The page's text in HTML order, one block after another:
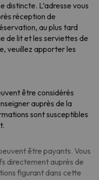
distincte. L’adresse vous
réception de
au plus tard
de lit et les serviettes de
veuillez apporter les
être considérés
auprès de la
sont susceptibles
être payants. Vous
directement auprès de
figurant dans cette